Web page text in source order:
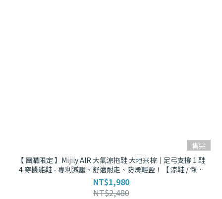
售完
【 團購限定 】Mijily AIR 大氣涼拖鞋 大地米棕｜足弓支撐 1 鞋
4 穿機能鞋 - 專利減壓、舒適耐走、防滑輕盈！【 涼鞋 / 懶人
拖 / 羅馬拖 / 拖鞋 】
NT$1,980
NT$2,480